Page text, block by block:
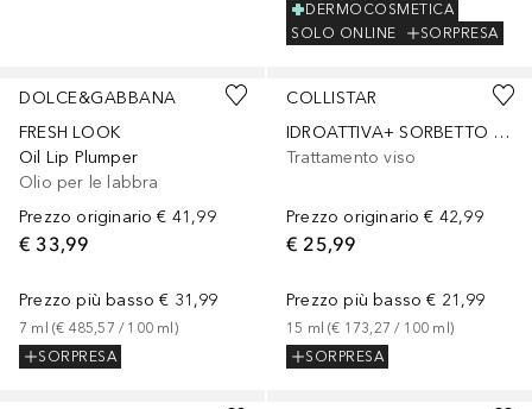
DERMOCOSMETICA
SOLO ONLINE
SORPRESA
DOLCE&GABBANA
FRESH LOOK
Oil Lip Plumper
Olio per le labbra
Prezzo originario € 41,99
€ 33,99
Prezzo più basso € 31,99
7 ml (€ 485,57 / 100 ml)
SORPRESA
COLLISTAR
IDROATTIVA+ SORBETTO IDRATAZIONE MAT
Trattamento viso
Prezzo originario € 42,99
€ 25,99
Prezzo più basso € 21,99
15 ml (€ 173,27 / 100 ml)
SORPRESA